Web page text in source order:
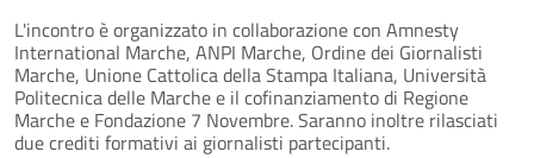
L'incontro è organizzato in collaborazione con Amnesty
International Marche, ANPI Marche, Ordine dei Giornalisti
Marche, Unione Cattolica della Stampa Italiana, Università
Politecnica delle Marche e il cofinanziamento di Regione
Marche e Fondazione 7 Novembre. Saranno inoltre rilasciati
due crediti formativi ai giornalisti partecipanti.